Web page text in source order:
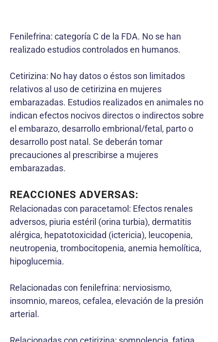
Fenilefrina: categoría C de la FDA. No se han
realizado estudios controlados en humanos.
Cetirizina: No hay datos o éstos son limitados
relativos al uso de cetirizina en mujeres
embarazadas. Estudios realizados en animales no
indican efectos nocivos directos o indirectos sobre
el embarazo, desarrollo embrional/fetal, parto o
desarrollo post natal. Se deberán tomar
precauciones al prescribirse a mujeres
embarazadas.
REACCIONES ADVERSAS:
Relacionadas con paracetamol: Efectos renales
adversos, piuria estéril (orina turbia), dermatitis
alérgica, hepatotoxicidad (ictericia), leucopenia,
neutropenia, trombocitopenia, anemia hemolítica,
hipoglucemia.
Relacionadas con fenilefrina: nerviosismo,
insomnio, mareos, cefalea, elevación de la presión
arterial.